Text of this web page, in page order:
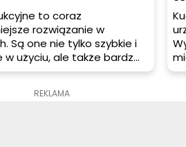
to coraz
rozwiązanie w
Są one nie tylko szybkie i
w użyciu, ale także bardzo
Jednak, aby móc
model oraz
REKLAMA